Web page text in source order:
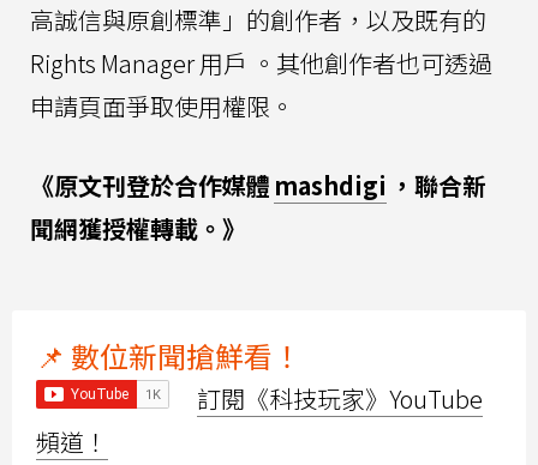
高誠信與原創標準」的創作者，以及既有的
Rights Manager 用戶 。其他創作者也可透過
申請頁面爭取使用權限。
《原文刊登於合作媒體 mashdigi ，聯合新
聞網獲授權轉載。》
📌 數位新聞搶鮮看！
訂閱《科技玩家》YouTube
頻道！